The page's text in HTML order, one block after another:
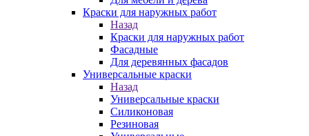
Краски для наружных работ
Назад
Краски для наружных работ
Фасадные
Для деревянных фасадов
Универсальные краски
Назад
Универсальные краски
Силиконовая
Резиновая